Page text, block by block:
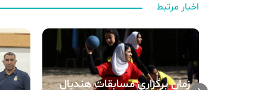
اخبار مرتبط
زمان برگزاری مسابقات هندبال